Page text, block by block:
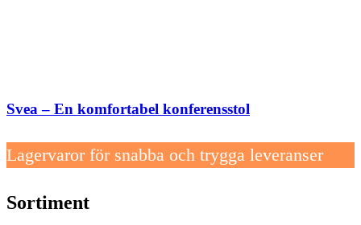
Svea – En komfortabel konferensstol
Lagervaror för snabba och trygga leveranser
Sortiment